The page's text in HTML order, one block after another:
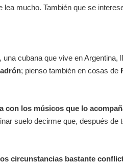
mucho. También que se
, una cubana que vive en Argentina,
; pienso también en cosas de
con los músicos que lo
suelo decirme que, después de
circunstancias bastante